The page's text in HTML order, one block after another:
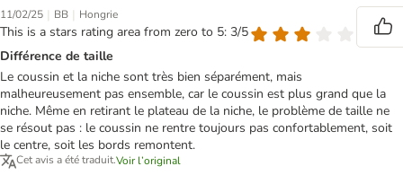
11/02/25 | BB | Hongrie
This is a stars rating area from zero to 5: 3/5
Différence de taille
Le coussin et la niche sont très bien séparément, mais
malheureusement pas ensemble, car le coussin est plus grand que la
niche. Même en retirant le plateau de la niche, le problème de taille ne
se résout pas : le coussin ne rentre toujours pas confortablement, soit
le centre, soit les bords remontent.
Cet avis a été traduit.Voir l’original